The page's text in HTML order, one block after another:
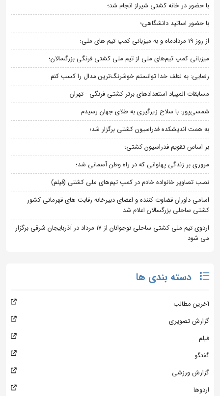
با حضور در خانه کشتی شیراز انجام شد؛
با حضور اساتید دانشگاهی؛
از روز 19 مردادماه و به میزبانی کمپ تیم های ملی؛
میزبانی کمپ تیم‌های ملی از تیم ملی کشتی فرنگی بزرگسالان؛
رضایی: به لطف خدا توانستم خوشرنگ‌ترین مدال را کسب کنم
مسابقات المپیاد استعدادهای برتر کشتی فرنگی - تهران
شمسی‌پور: با سلاح زیرگیری به طلای جهان رسیدم
به همت اندیشکده فدراسیون کشتی برگزار شد؛
بر اساس تقویم فدراسیون کشتی؛
مروری بر زندگی پهلوانی که در راه وطن آسمانی شد؛
نصب تصاویر خانواده خادم در کمپ تیم‌های ملی کشتی (فیلم)
اسامی داوران قضاوت کننده و اعضای دبیرخانه رقابت های قهرمانی کشور
کشتی ساحلی بزرگسالان اعلام شد
اردوی تیم ملی کشتی ساحلی نوجوانان از 17 مرداد در آذربایجان شرقی برگزار
می شود
دسته بندی ها
آخرین مطالب
گزارش تصویری
فیلم
گفتگو
گزارش ورزشی
اردوها